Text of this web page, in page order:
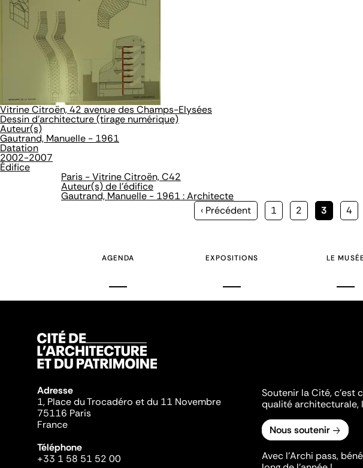
Vitrine Citroën, 42 avenue des Champs-Elysées
Dessin d'architecture (tirage numérique)
Auteur(s)
Gautrand, Manuelle - 1961
Datation
2002-2007
Édifice
Paris - Vitrine Citroën, C42
Auteur(s) de l'édifice
Gautrand, Manuelle - 1961 : Architecte
Page
‹ Précédent Page
1 Page
2
Page
3 Page
4
AGENDA EXPOSITIONS LE
Adresse
1, Place du Trocadéro et du 11 Novembre
75116 Paris
France
Téléphone
+33 1 58 51 52 00
Soutenir la Cité, c'est
qualité architecturale,
Nous soutenir
Avec l’Archi pass,